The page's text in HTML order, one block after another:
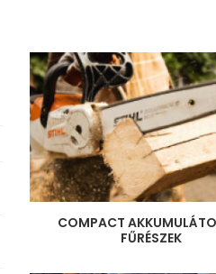
COMPACT
FŰRÉSZEK